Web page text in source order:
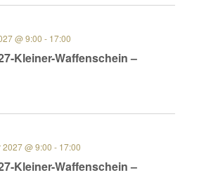
Kleiner-Waffenschein –
@ 9:00 - 17:00
Kleiner-Waffenschein –
@ 9:00 - 17:00